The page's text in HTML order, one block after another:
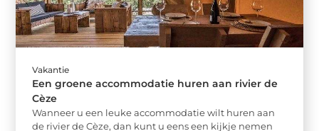
Vakantie
Een groene accommodatie huren aan rivier de
Cèze
Wanneer u een leuke accommodatie wilt huren aan
de rivier de Cèze, dan kunt u eens een kijkje nemen